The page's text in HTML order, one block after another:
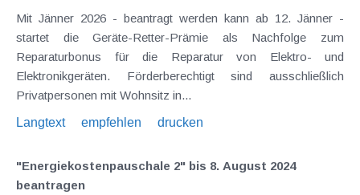
Mit Jänner 2026 - beantragt werden kann ab 12. Jänner -
startet die Geräte-Retter-Prämie als Nachfolge zum
Reparaturbonus für die Reparatur von Elektro- und
Elektronikgeräten. Förderberechtigt sind ausschließlich
Privatpersonen mit Wohnsitz in...
Langtext
empfehlen drucken
"Energiekostenpauschale 2" bis 8. August 2024
beantragen